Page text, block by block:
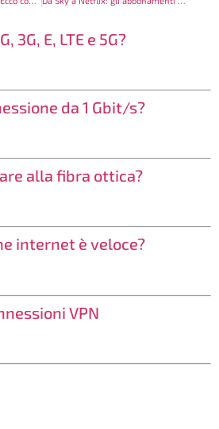
3G, E, LTE e 5G?
da 1 Gbit/s?
alla fibra ottica?
internet è veloce?
VPN